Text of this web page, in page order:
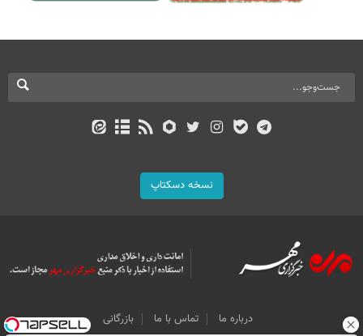
نسخه دسکتاپ
درباره ما تماس با ما
بازرگانی